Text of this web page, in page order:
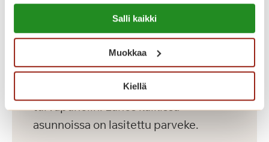
Lue lisää evästeistä:
https://sagacare.fi/evasteet/
Salli kaikki
Muokkaa
Kiellä
laatukriteerien mukaisesti. Meillä asut
omassa kodissasi, jonka voit sisustaa
mieleiseksesi. Kaikissa asunnoissa on
avara pohjaratkaisu, nykyaikainen
keittiö, esteetön kylpyhuone sekä
turvapuhelin. Lähes kaikissa
asunnoissa on lasitettu parveke.